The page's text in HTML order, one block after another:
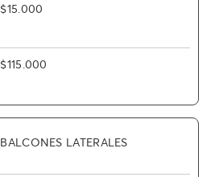
$15.000
$115.000
BALCONES LATERALES